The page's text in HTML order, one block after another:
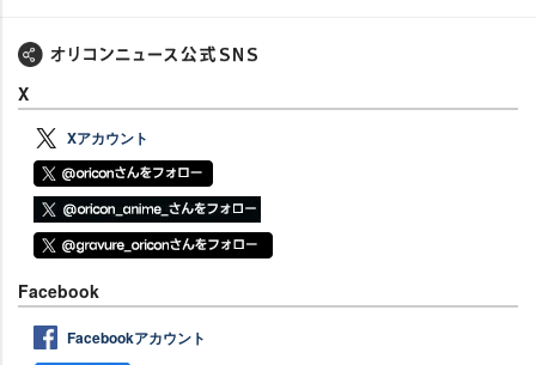
X
Xアカウント
Facebook
Facebookアカウント